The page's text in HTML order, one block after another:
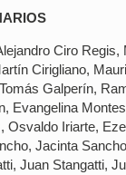
Ciro
Cirigliano,
Galperín,
Evangelina
Osvaldo Iriarte,
Jacinta
Juan Stangatti,